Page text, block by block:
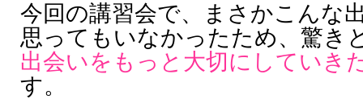
今回の講習会で、まさかこんな
思ってもいなかったため、驚き
出会いをもっと大切にしていき
す。